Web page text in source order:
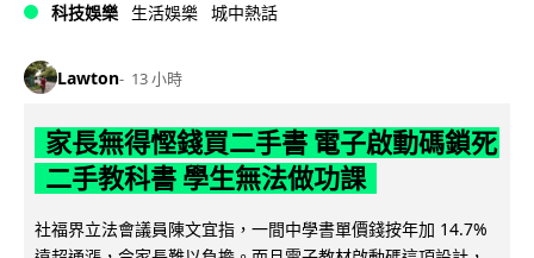
科技娛樂 生活娛樂 城中熱話
Lawton 13 小時
家長無得慳錢買二手書 電子啟動碼鎖死
二手教科書 學生無法做功課
社福界立法會議員陳文宜指，一間中學書單價錢按年加 14.7%